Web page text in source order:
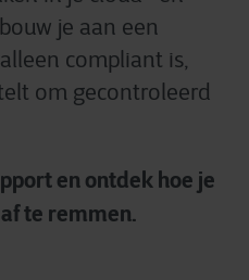
je aan een
compliant is,
om gecontroleerd
en ontdek hoe je
te remmen.